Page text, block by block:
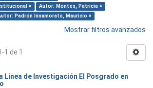
×
Autor: Montes, Patricia ×
Padrón Innamorato, Mauricio ×
Mostrar filtros avanzados
1 de 1
Línea de Investigación El Posgrado en